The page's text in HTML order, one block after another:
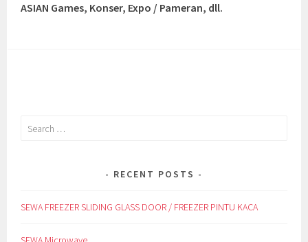
ASIAN Games, Konser, Expo / Pameran, dll.
Search
RECENT POSTS
SEWA FREEZER SLIDING GLASS DOOR / FREEZER PINTU KACA